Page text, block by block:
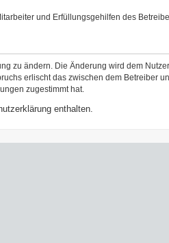
und Erfüllungsgehilfen des
zu ändern. Die Änderung wird dem
erlischt das zwischen dem Betreiber
zugestimmt hat.
enthalten.